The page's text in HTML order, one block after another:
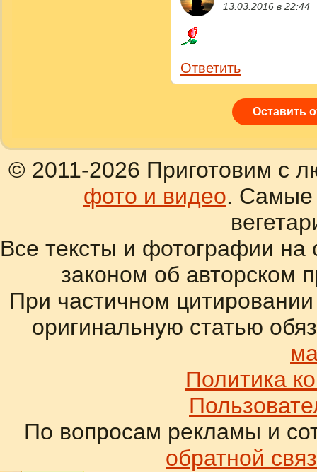
13.03.2016 в 22:44
Ответить
Оставить
© 2011-2026 Приготовим с
фото и видео. Самые
Все тексты и фотографии
законом об авторском
При частичном
оригинальную статью
Политика
По вопросам рекламы и
обратной